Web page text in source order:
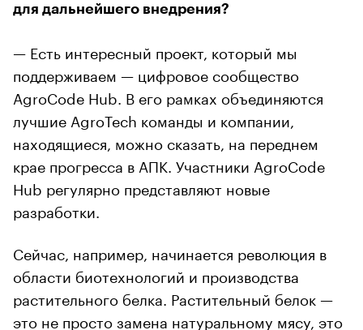
для дальнейшего внедрения?
— Есть интересный проект, который мы
поддерживаем — цифровое сообщество
AgroCode Hub. В его рамках объединяются
лучшие AgroTech команды и компании,
находящиеся, можно сказать, на переднем
крае прогресса в АПК. Участники AgroCode
Hub регулярно представляют новые
разработки.
Сейчас, например, начинается революция в
области биотехнологий и производства
растительного белка. Растительный белок —
это не просто замена натуральному мясу, это